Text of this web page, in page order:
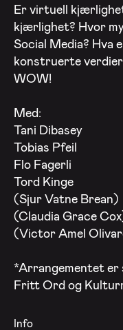
Er virtuell
kjærlighet? Hvor
Social Media? Hva
konstruerte
WOW!
Med:
Tani Dibasey
Tobias Pfeil
Flo Fagerli
Tord Kinge
(Sjur Vatne Brean)
(Claudia Grace
(Victor Amel
*Arrangementet er
Fritt Ord og
Info